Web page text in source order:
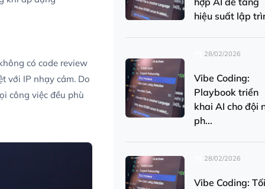
có code review
với IP nhạy cảm. Do
công việc đều phù
hiệu suất lập
28/02/2026
Vibe Coding:
Playbook triển
khai AI cho đội
ph...
28/02/2026
Vibe Coding: